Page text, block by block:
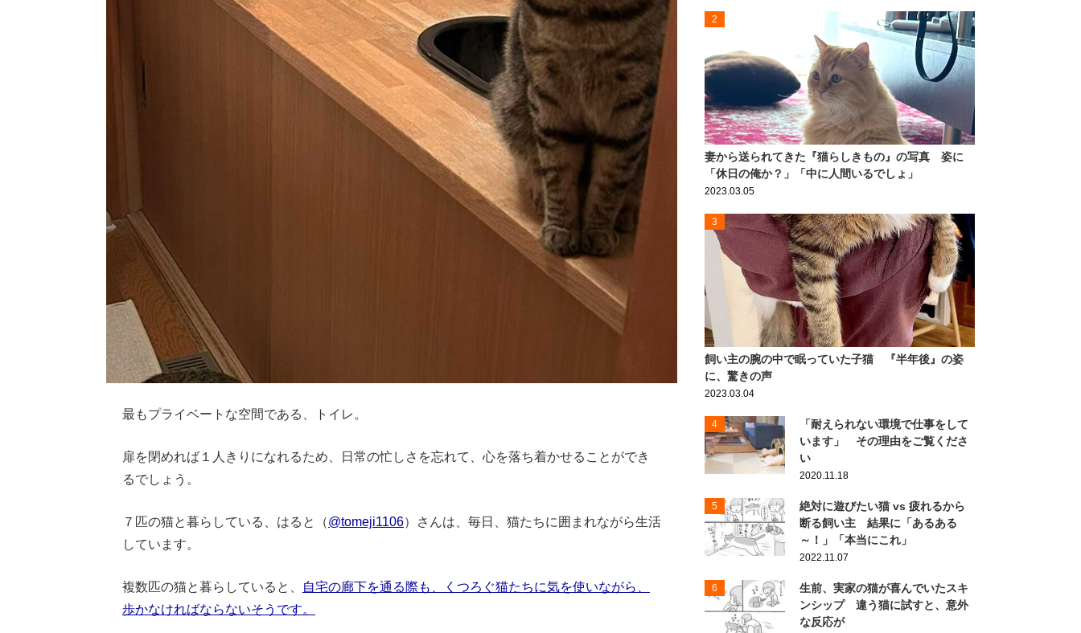
最もプライベートな空間である、トイレ。
扉を閉めれば１人きりになれるため、日常の忙しさを忘れて、心を落ち着かせることができ
るでしょう。
７匹の猫と暮らしている、はると（@tomeji1106）さんは、毎日、猫たちに囲まれながら生活
しています。
複数匹の猫と暮らしていると、
自宅の廊下を通る際も、くつろぐ猫たちに気を使いながら、
歩かなければならないそうです。
2
妻から送られてきた『猫らしきもの』の写真 姿に
「休日の俺か？」「中に人間いるでしょ」
2023.03.05
3
飼い主の腕の中で眠っていた子猫 『半年後』の姿
に、驚きの声
2023.03.04
4
「耐えられない環境で仕事をして
います」 その理由をご覧くださ
い
2020.11.18
5
絶対に遊びたい猫 vs 疲れるから
断る飼い主 結果に「あるある
～！」「本当にこれ」
2022.11.07
6
生前、実家の猫が喜んでいたスキ
ンシップ 違う猫に試すと、意外
な反応が